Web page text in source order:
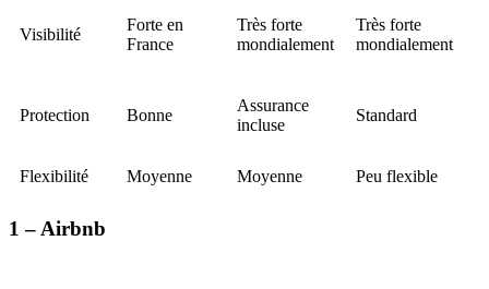
Visibilité
Forte en
France
Très forte
mondialement
Très forte
mondialement
Protection Bonne
Assurance
incluse
Standard
Flexibilité Moyenne Moyenne Peu flexible
1 – Airbnb